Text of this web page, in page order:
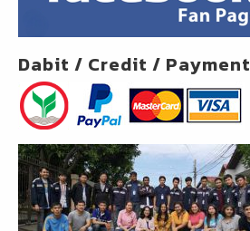
Dabit / Credit / Payment